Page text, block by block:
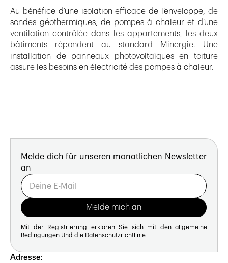
Au bénéfice d’une isolation efficace de l’enveloppe, de
sondes géothermiques, de pompes à chaleur et d‘une
ventilation contrôlée dans les appartements, les deux
bâtiments répondent au standard Minergie. Une
installation de panneaux photovoltaïques en toiture
assure les besoins en électricité des pompes à chaleur.
Melde dich für unseren monatlichen Newsletter
an
Mit der Registrierung erklären Sie sich mit den allgemeine
Bedingungen Und die Datenschutzrichtlinie
Adresse: